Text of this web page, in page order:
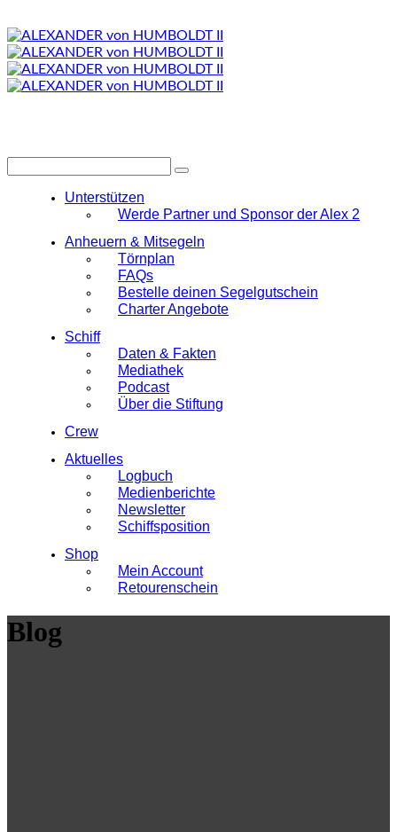
Unterstützen
Werde Partner und Sponsor der Alex 2
Anheuern & Mitsegeln
Törnplan
FAQs
Bestelle deinen Segelgutschein
Charter Angebote
Schiff
Daten & Fakten
Mediathek
Podcast
Über die Stiftung
Crew
Aktuelles
Logbuch
Medienberichte
Newsletter
Schiffsposition
Shop
Mein Account
Retourenschein
Blog